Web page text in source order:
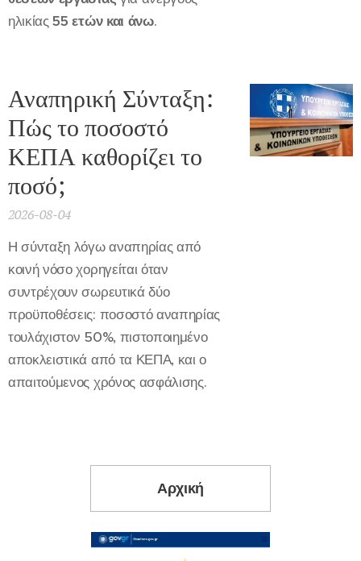
ηλικίας55 ετών και άνω.
Αναπηρική Σύνταξη:
Πώς το ποσοστό
ΚΕΠΑ καθορίζει το
ποσό;
2026-08-04
Η σύνταξη λόγω αναπηρίας από
κοινή νόσο χορηγείται όταν
συντρέχουν σωρευτικά δύο
προϋποθέσεις: ποσοστό αναπηρίας
τουλάχιστον 50%, πιστοποιημένο
αποκλειστικά από τα ΚΕΠΑ, και ο
απαιτούμενος χρόνος ασφάλισης.
Αρχική